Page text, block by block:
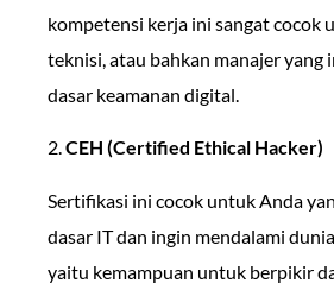
kompetensi kerja ini sangat cocok
teknisi, atau bahkan manajer yang
dasar keamanan digital.
2.CEH (Certified Ethical Hacker)
Sertifikasi ini cocok untuk Anda
dasar IT dan ingin mendalami dunia
yaitu kemampuan untuk berpikir